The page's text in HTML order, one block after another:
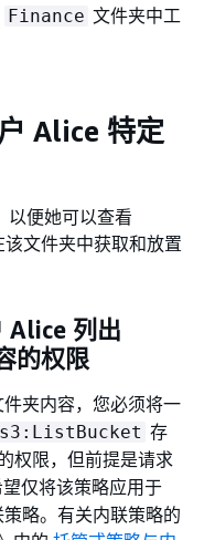
Finance 文件夹中工
Alice 特定
以便她可以查看
文件夹中获取和放置
Alice 列出
的权限
件夹内容，您必须将一
s3:ListBucket 存
权限，但前提是请求
仅将该策略应用于
略。有关内联策略的